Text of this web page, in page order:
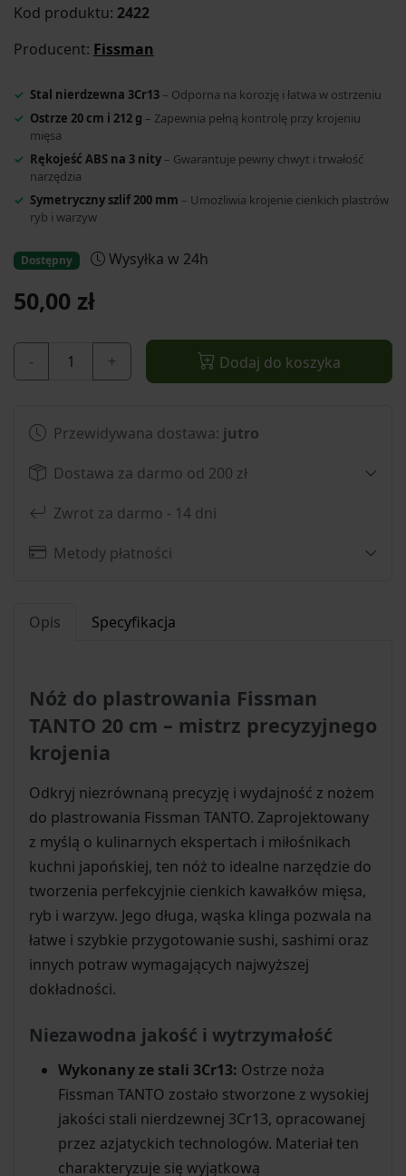
Kod produktu: 2422
Producent: Fissman
Stal nierdzewna 3Cr13 – Odporna na korozję i łatwa w ostrzeniu
Ostrze 20 cm i 212 g – Zapewnia pełną kontrolę przy krojeniu
mięsa
Rękojeść ABS na 3 nity – Gwarantuje pewny chwyt i trwałość
narzędzia
Symetryczny szlif 200 mm – Umożliwia krojenie cienkich plastrów
ryb i warzyw
Dostępny Wysyłka w 24h
50,00 zł
- + Dodaj do koszyka
Przewidywana dostawa: jutro
Dostawa za darmo od 200 zł
Zwrot za darmo - 14 dni
Metody płatności
Opis Specyfikacja
Nóż do plastrowania Fissman
TANTO 20 cm – mistrz precyzyjnego
krojenia
Odkryj niezrównaną precyzję i wydajność z nożem
do plastrowania Fissman TANTO. Zaprojektowany
z myślą o kulinarnych ekspertach i miłośnikach
kuchni japońskiej, ten nóż to idealne narzędzie do
tworzenia perfekcyjnie cienkich kawałków mięsa,
ryb i warzyw. Jego długa, wąska klinga pozwala na
łatwe i szybkie przygotowanie sushi, sashimi oraz
innych potraw wymagających najwyższej
dokładności.
Niezawodna jakość i wytrzymałość
Wykonany ze stali 3Cr13: Ostrze noża
Fissman TANTO zostało stworzone z wysokiej
jakości stali nierdzewnej 3Cr13, opracowanej
przez azjatyckich technologów. Materiał ten
charakteryzuje się wyjątkową